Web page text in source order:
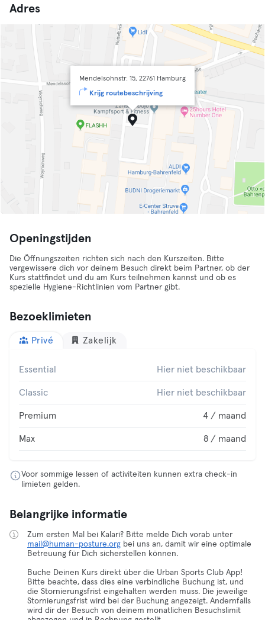
Adres
Mendelsohnstr. 15, 22761 Hamburg
Krijg routebeschrijving
Openingstijden
Die Öffnungszeiten richten sich nach den Kurszeiten. Bitte
vergewissere dich vor deinem Besuch direkt beim Partner, ob der
Kurs stattfindet und du am Kurs teilnehmen kannst und ob es
spezielle Hygiene-Richtlinien vom Partner gibt.
Bezoeklimieten
Privé Zakelijk
Essential Hier niet beschikbaar
Classic Hier niet beschikbaar
Premium 4 / maand
Max 8 / maand
Voor sommige lessen of activiteiten kunnen extra check-in
limieten gelden.
Belangrijke informatie
Zum ersten Mal bei Kalari? Bitte melde Dich vorab unter
mail@human-posture.org bei uns an, damit wir eine optimale
Betreuung für Dich sicherstellen können.
Buche Deinen Kurs direkt über die Urban Sports Club App!
Bitte beachte, dass dies eine verbindliche Buchung ist, und
die Stornierungsfrist eingehalten werden muss. Die jeweilige
Stornierungsfrist wird bei der Buchung angezeigt. Andernfalls
wird dir der Besuch von deinem monatlichen Besuchslimit